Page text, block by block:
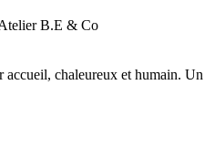
B.E & Co
accueil, chaleureux et humain. Un